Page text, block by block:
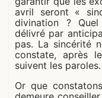
avril seront «
divination ?
délivré par
pas. La sincérité
constate, après
suivent les paroles.
Or que